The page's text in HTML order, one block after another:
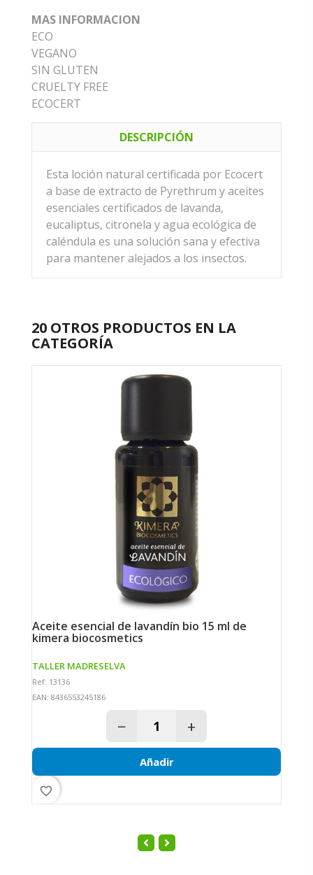
MAS INFORMACION
ECO
VEGANO
SIN GLUTEN
CRUELTY FREE
ECOCERT
DESCRIPCIÓN
Esta loción natural certificada por Ecocert
a base de extracto de Pyrethrum y aceites
esenciales certificados de lavanda,
eucaliptus, citronela y agua ecológica de
caléndula es una solución sana y efectiva
para mantener alejados a los insectos.
20 OTROS PRODUCTOS EN LA
CATEGORÍA
aceite esencial de lavandín bio 15 ml de
kimera biocosmetics
TALLER MADRESELVA
Ref: 13136
EAN: 8436553245186
− +
Añadir
favorite_border